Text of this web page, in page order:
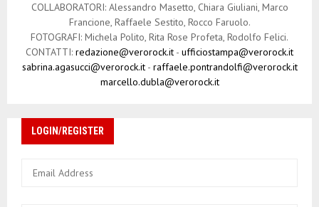
COLLABORATORI: Alessandro Masetto, Chiara Giuliani, Marco
Francione, Raffaele Sestito, Rocco Faruolo.
FOTOGRAFI: Michela Polito, Rita Rose Profeta, Rodolfo Felici.
CONTATTI: redazione@verorock.it - ufficiostampa@verorock.it
sabrina.agasucci@verorock.it- raffaele.pontrandolfi@verorock.it
marcello.dubla@verorock.it
LOGIN/REGISTER